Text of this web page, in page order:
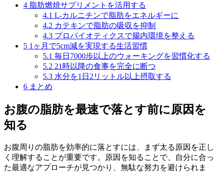
4 脂肪燃焼サプリメントを活用する
4.1 L-カルニチンで脂肪をエネルギーに
4.2 カテキンで脂肪の吸収を抑制
4.3 プロバイオティクスで腸内環境を整える
5 1ヶ月で5cm減を実現する生活習慣
5.1 毎日7000歩以上のウォーキングを習慣化する
5.2 21時以降の食事を完全に断つ
5.3 水分を1日2リットル以上摂取する
6 まとめ
お腹の脂肪を最速で落とす前に原因を
知る
お腹周りの脂肪を効率的に落とすには、
まず太る原因を正し
く理解すること が重要です。原因を知ることで、自分に合っ
た最適なアプローチが見つかり、無駄な努力を避けられま